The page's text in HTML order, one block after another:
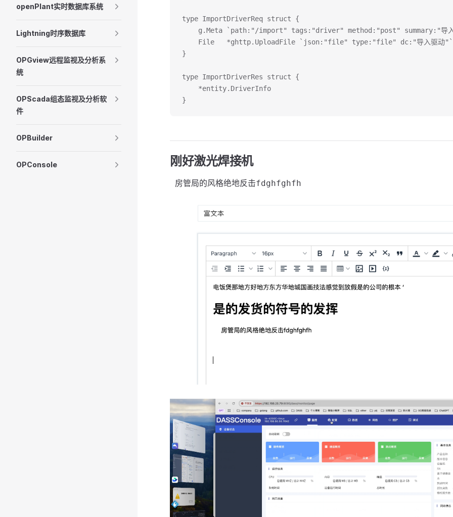
openPlant实时数据库系统
Lightning时序数据库
OPGview远程监视及分析系
统
OPScada组态监视及分析软
件
OPBuilder
OPConsole
type ImportDriverReq struct {
g.Meta `path:"/import" tags:"driver" method:"post" summary:"导
	File   *ghttp.UploadFile `json:"file" type:"file" dc:"导入驱动"`
}
type ImportDriverRes struct {
	*entity.DriverInfo
}
刚好激光焊接机